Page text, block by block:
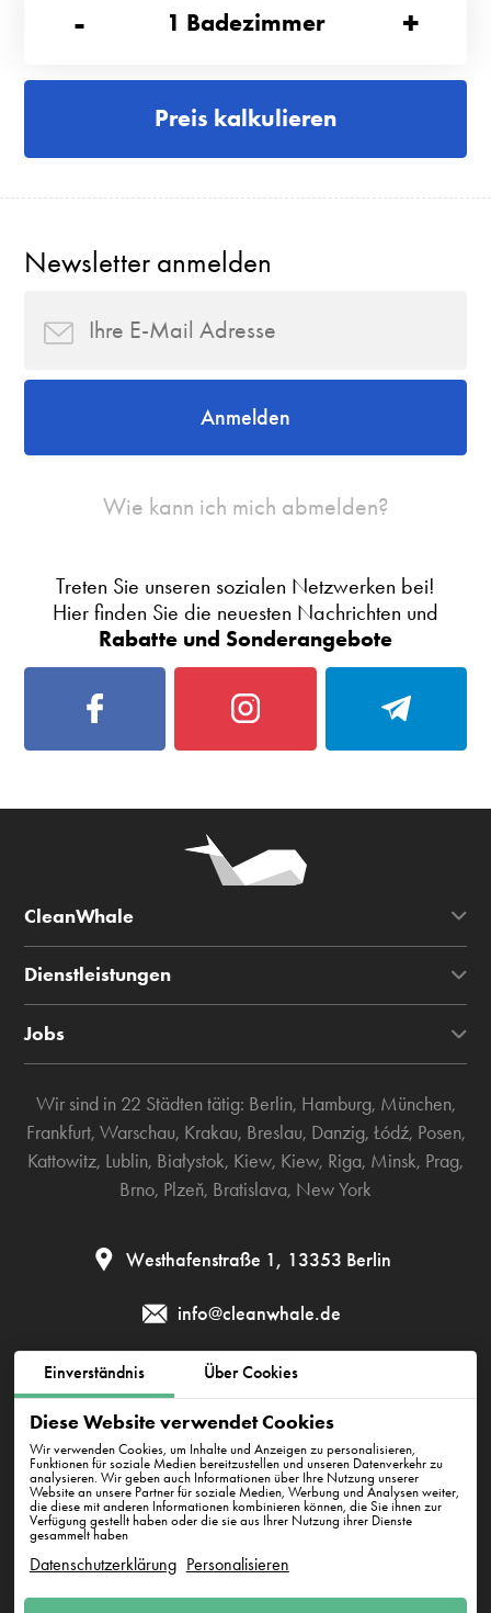
Einverständnis Über Cookies
Diese Website verwendet Cookies
Wir verwenden Cookies, um Inhalte und Anzeigen zu personalisieren,
Funktionen für soziale Medien bereitzustellen und unseren Datenverkehr zu
analysieren. Wir geben auch Informationen über Ihre Nutzung unserer
Website an unsere Partner für soziale Medien, Werbung und Analysen weiter,
die diese mit anderen Informationen kombinieren können, die Sie ihnen zur
Verfügung gestellt haben oder die sie aus Ihrer Nutzung ihrer Dienste
gesammelt haben
Datenschutzerklärung Personalisieren
- 1 Badezimmer +
Preis kalkulieren
Newsletter anmelden
Anmelden
Wie kann ich mich abmelden?
Treten Sie unseren sozialen Netzwerken bei!
Hier finden Sie die neuesten Nachrichten und
Rabatte und Sonderangebote
CleanWhale
Dienstleistungen
Jobs
Wir sind in 22 Städten tätig: Berlin, Hamburg, München,
Frankfurt, Warschau, Krakau, Breslau, Danzig, Łódź, Posen,
Kattowitz, Lublin, Białystok, Kiew, Kiew, Riga, Minsk, Prag,
Brno, Plzeň, Bratislava, New York
Westhafenstraße 1, 13353 Berlin
info@cleanwhale.de
AGB zur Nutzung der Plattform
Cookie-Richtlinie Impressum
CleanWhale GmbH, HRB 240046 B, DE353460818
Westhafenstraße 1, 13353 Berlin